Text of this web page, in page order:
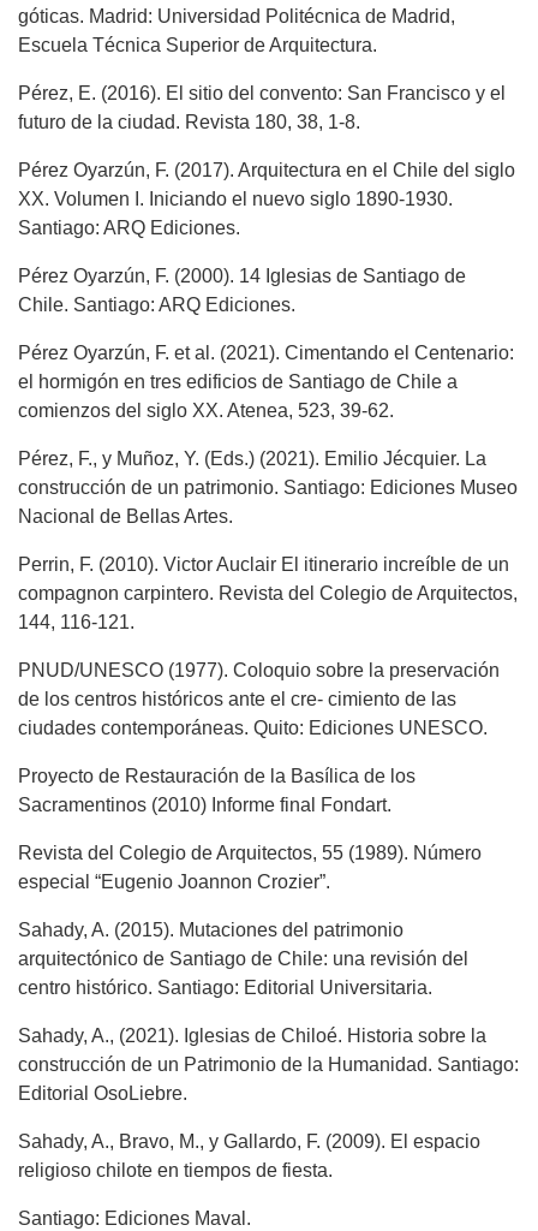
góticas. Madrid: Universidad Politécnica de Madrid,
Escuela Técnica Superior de Arquitectura.
Pérez, E. (2016). El sitio del convento: San Francisco y el
futuro de la ciudad. Revista 180, 38, 1-8.
Pérez Oyarzún, F. (2017). Arquitectura en el Chile del siglo
XX. Volumen I. Iniciando el nuevo siglo 1890-1930.
Santiago: ARQ Ediciones.
Pérez Oyarzún, F. (2000). 14 Iglesias de Santiago de
Chile. Santiago: ARQ Ediciones.
Pérez Oyarzún, F. et al. (2021). Cimentando el Centenario:
el hormigón en tres edificios de Santiago de Chile a
comienzos del siglo XX. Atenea, 523, 39-62.
Pérez, F., y Muñoz, Y. (Eds.) (2021). Emilio Jécquier. La
construcción de un patrimonio. Santiago: Ediciones Museo
Nacional de Bellas Artes.
Perrin, F. (2010). Victor Auclair El itinerario increíble de un
compagnon carpintero. Revista del Colegio de Arquitectos,
144, 116-121.
PNUD/UNESCO (1977). Coloquio sobre la preservación
de los centros históricos ante el cre- cimiento de las
ciudades contemporáneas. Quito: Ediciones UNESCO.
Proyecto de Restauración de la Basílica de los
Sacramentinos (2010) Informe final Fondart.
Revista del Colegio de Arquitectos, 55 (1989). Número
especial “Eugenio Joannon Crozier”.
Sahady, A. (2015). Mutaciones del patrimonio
arquitectónico de Santiago de Chile: una revisión del
centro histórico. Santiago: Editorial Universitaria.
Sahady, A., (2021). Iglesias de Chiloé. Historia sobre la
construcción de un Patrimonio de la Humanidad. Santiago:
Editorial OsoLiebre.
Sahady, A., Bravo, M., y Gallardo, F. (2009). El espacio
religioso chilote en tiempos de fiesta.
Santiago: Ediciones Maval.